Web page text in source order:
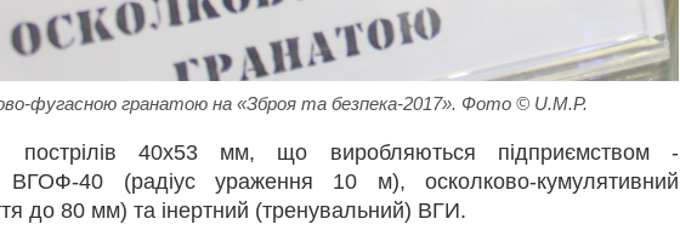
фугасною гранатою на «Зброя та безпека-2017». Фото © U.M.P.
пострілів 40х53 мм, що виробляються підприємством -
ВГОФ-40 (радіус ураження 10 м), осколково-кумулятивний
до 80 мм) та інертний (тренувальний) ВГИ.